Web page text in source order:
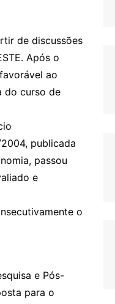
de discussões
Após o
ao
do curso de
publicada
passou
e
o
e Pós-
para o